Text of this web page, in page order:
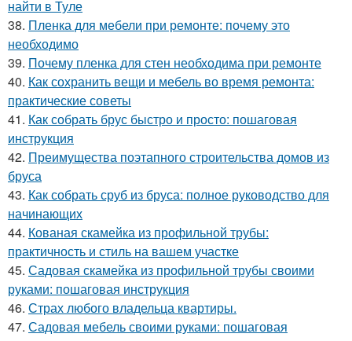
найти в Туле
38. Пленка для мебели при ремонте: почему это
необходимо
39. Почему пленка для стен необходима при ремонте
40. Как сохранить вещи и мебель во время ремонта:
практические советы
41. Как собрать брус быстро и просто: пошаговая
инструкция
42. Преимущества поэтапного строительства домов из
бруса
43. Как собрать сруб из бруса: полное руководство для
начинающих
44. Кованая скамейка из профильной трубы:
практичность и стиль на вашем участке
45. Садовая скамейка из профильной трубы своими
руками: пошаговая инструкция
46. Страх любого владельца квартиры.
47. Садовая мебель своими руками: пошаговая